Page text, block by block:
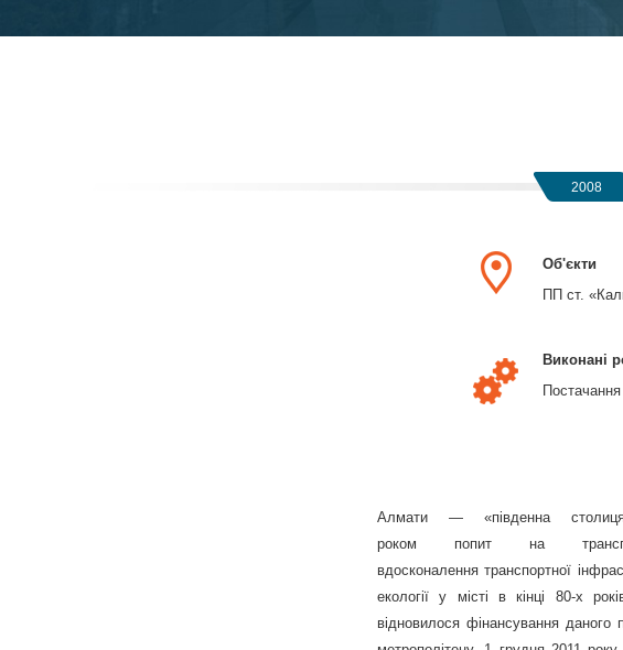
2008
Об'єкти
ПП ст.
Виконані
Алмати — «південна
роком попит на
вдосконалення транспортної
екології у місті в кінці 80-х
відновилося фінансування даного